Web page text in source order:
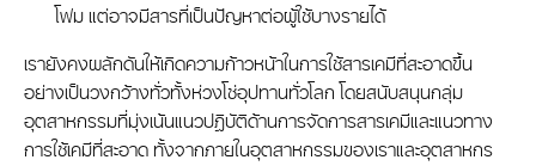
โฟม แต่อาจมีสารที่เป็นปัญหาต่อผู้ใช้บางรายได้
เรายังคงผลักดันให้เกิดความก้าวหน้าในการใช้สารเคมีที่สะอาดขึ้น
อย่างเป็นวงกว้างทั่วทั้งห่วงโซ่อุปทานทั่วโลก โดยสนับสนุนกลุ่ม
อุตสาหกรรมที่มุ่งเน้นแนวปฏิบัติด้านการจัดการสารเคมีและแนวทาง
การใช้เคมีที่สะอาด ทั้งจากภายในอุตสาหกรรมของเราและอุตสาหกร